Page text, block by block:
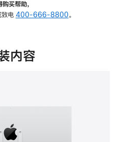
购买帮助，
致电 400-666-8800。
内容